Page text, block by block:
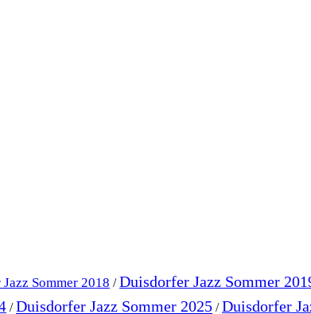
Sommer 2018 /Duisdorfer Jazz Sommer
/Duisdorfer Jazz Sommer 2025 /Duisdorfer